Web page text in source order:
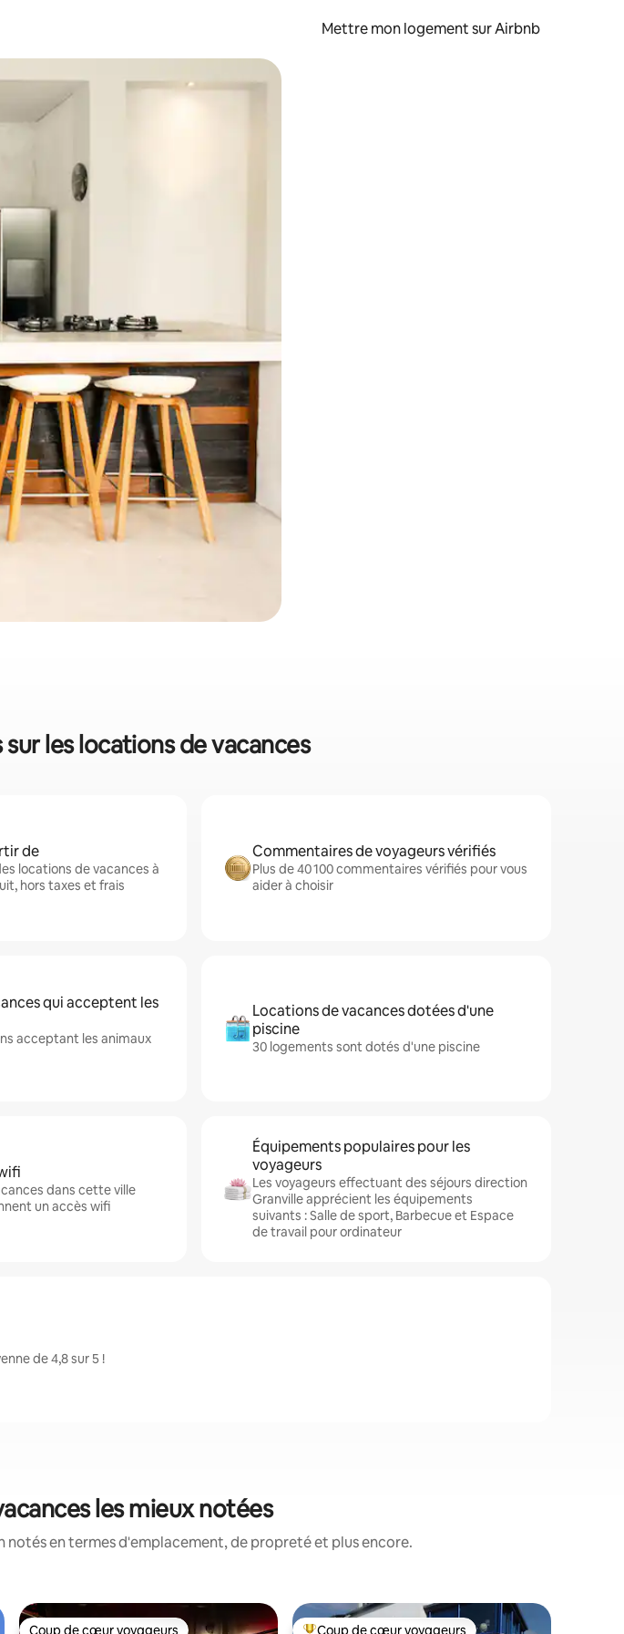
Mettre mon logement sur Airbnb
parcourir ou en appuyant et en faisant glisser.
les locations de vacances
de
locations de vacances à
hors taxes et frais
Commentaires de voyageurs vérifiés
Plus de 40 100 commentaires vérifiés pour vous
aider à choisir
qui acceptent les
acceptant les animaux
Locations de vacances dotées d'une
piscine
30 logements sont dotés d'une piscine
dans cette ville
un accès wifi
Équipements populaires pour les
voyageurs
Les voyageurs effectuant des séjours direction
Granville apprécient les équipements
suivants : Salle de sport, Barbecue et Espace
de travail pour ordinateur
de 4,8 sur 5 !
les mieux notées
notés en termes d'emplacement, de propreté et plus encore.
Coup de cœur voyageurs Coup de cœur voyageurs